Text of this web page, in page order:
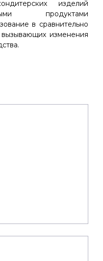
изделий
продуктами
в сравнительно
изменения